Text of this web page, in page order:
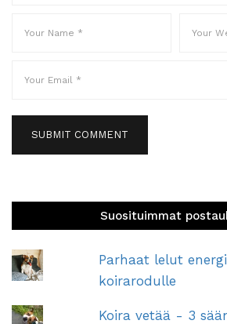
Suosituimmat
Parhaat lelut
koirarodulle
Koira vetää - 3